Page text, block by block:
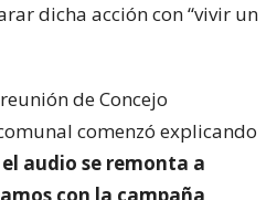
dicha acción con “vivir un
de Concejo
comenzó explicando
audio se remonta a